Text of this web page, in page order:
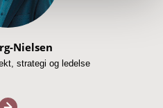
Nielsen
strategi og ledelse